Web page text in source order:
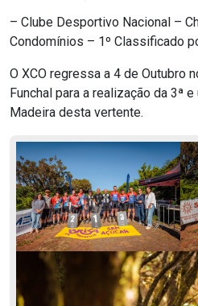
– Clube Desportivo Nacional –
Condomínios – 1º Classificado
O XCO regressa a 4 de Outubro
Funchal para a realização da 3ª
Madeira desta vertente.